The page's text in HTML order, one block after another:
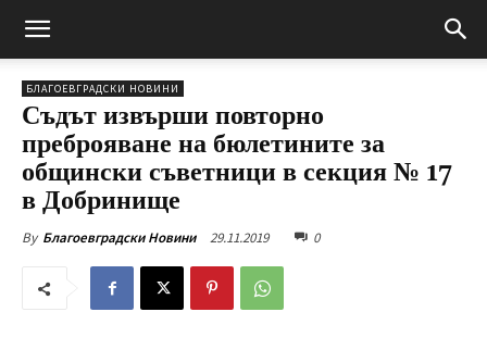
БЛАГОЕВГРАДСКИ НОВИНИ
Съдът извърши повторно
преброяване на бюлетините за
общински съветници в секция № 17
в Добринище
By Благоевградски Новини 29.11.2019 0